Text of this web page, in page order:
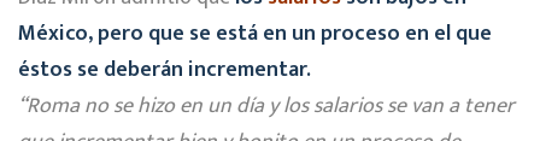
México, pero que se está en un proceso en el que
éstos se deberán incrementar.
“Roma no se hizo en un día y los salarios se van a tener